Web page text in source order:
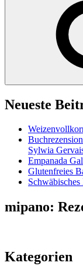
Neueste
Sylwia
Empanada
Glutenfreies
mipano:
Kategorien